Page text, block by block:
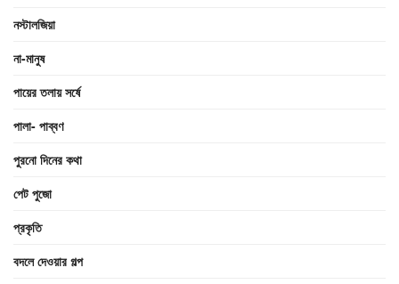
নস্টালজিয়া
না-মানুষ
পায়ের তলায় সর্ষে
পালা- পাব্বণ
পুরনো দিনের কথা
পেট পুজো
প্রকৃতি
বদলে দেওয়ার গল্প